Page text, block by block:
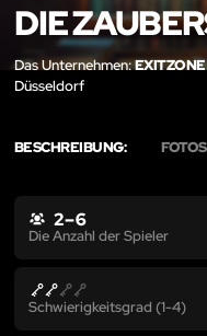
DIE
Das Unternehmen:EXITZONE
Düsseldorf
BESCHREIBUNG: FOTOS
2 – 6
Die Anzahl der Spieler
Schwierigkeitsgrad (1-4)